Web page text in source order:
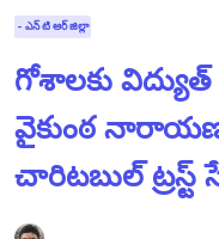
- ఎన్ టి ఆర్ జిల్లా
గోశాలకు
వైకుంఠ నారాయణ
చారిటబుల్ ట్రస్ట్